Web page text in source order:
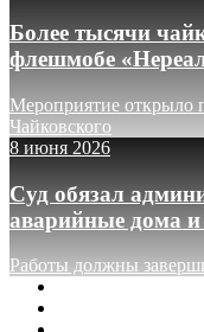
Более тысячи
флешмобе
Мероприятие открыло
Чайковского
8 июня 2026
Суд обязал
аварийные дома и
Работы должны